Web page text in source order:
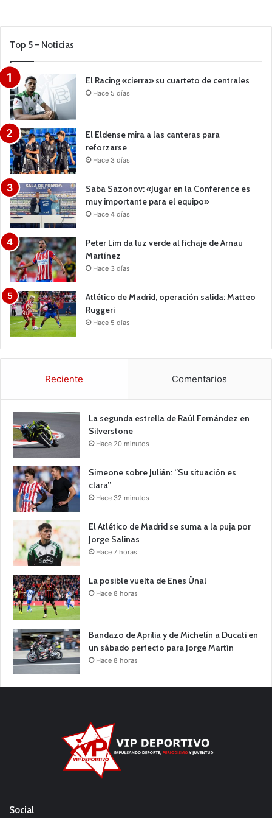
Top 5 – Noticias
El Racing «cierra» su cuarteto de centrales
Hace 5 días
El Eldense mira a las canteras para
reforzarse
Hace 3 días
Saba Sazonov: «Jugar en la Conference es
muy importante para el equipo»
Hace 4 días
Peter Lim da luz verde al fichaje de Arnau
Martínez
Hace 3 días
Atlético de Madrid, operación salida: Matteo
Ruggeri
Hace 5 días
Reciente Comentarios
La segunda estrella de Raúl Fernández en
Silverstone
Hace 20 minutos
Simeone sobre Julián: ‘’Su situación es
clara’’
Hace 32 minutos
El Atlético de Madrid se suma a la puja por
Jorge Salinas
Hace 7 horas
La posible vuelta de Enes Ünal
Hace 8 horas
Bandazo de Aprilia y de Michelín a Ducati en
un sábado perfecto para Jorge Martín
Hace 8 horas
Social